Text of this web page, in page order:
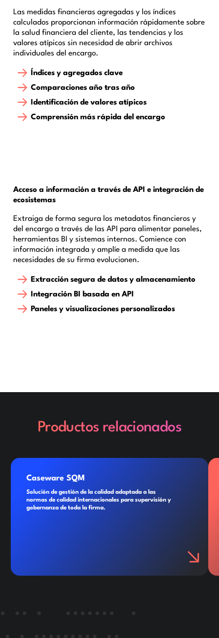
Las medidas financieras agregadas y los índices
calculados proporcionan información rápidamente sobre
la salud financiera del cliente, las tendencias y los
valores atípicos sin necesidad de abrir archivos
individuales del encargo.
Índices y agregados clave
Comparaciones año tras año
Identificación de valores atípicos
Comprensión más rápida del encargo
Acceso a información a través de API e integración de
ecosistemas
Extraiga de forma segura los metadatos financieros y
del encargo a través de las API para alimentar paneles,
herramientas BI y sistemas internos. Comience con
información integrada y amplíe a medida que las
necesidades de su firma evolucionen.
Extracción segura de datos y almacenamiento
Integración BI basada en API
Paneles y visualizaciones personalizados
Productos relacionados
Caseware SQM
Solución de gestión de la calidad adaptada a las
normas de calidad internacionales para supervisión y
gobernanza de toda la firma.